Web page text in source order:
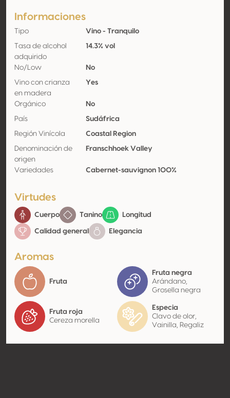
Informaciones
Tipo Vino - Tranquilo
Tasa de alcohol
adquirido
14.3% vol
No/Low No
Vino con crianza
en madera
Yes
Orgánico No
País Sudáfrica
Región Vinícola Coastal Region
Denominación de
origen
Franschhoek Valley
Variedades Cabernet-sauvignon 100%
Virtudes
Cuerpo Tanino Longitud
Calidad general Elegancia
Aromas
Fruta
Fruta negra
Arándano,
Grosella negra
Fruta roja
Cereza morella
Especia
Clavo de olor,
Vainilla, Regaliz